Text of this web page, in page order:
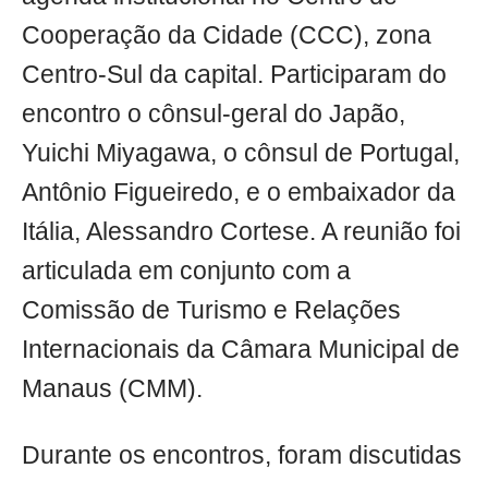
Cooperação da Cidade (CCC), zona
Centro-Sul da capital. Participaram do
encontro o cônsul-geral do Japão,
Yuichi Miyagawa, o cônsul de Portugal,
Antônio Figueiredo, e o embaixador da
Itália, Alessandro Cortese. A reunião foi
articulada em conjunto com a
Comissão de Turismo e Relações
Internacionais da Câmara Municipal de
Manaus (CMM).
Durante os encontros, foram discutidas